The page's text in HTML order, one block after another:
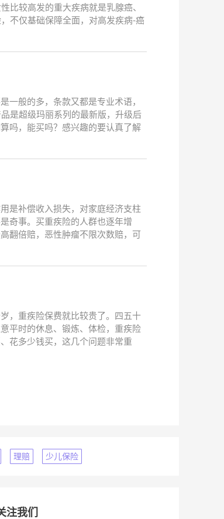
比较高发的重大疾病就是乳腺癌、
不仅基础保障全面，对高发疾病-癌
一般的多，条款又都是专业术语，
是超级玛丽系列的最新版，升级后
吗，能买吗？感兴趣的要认真了解
是补偿收入损失，对家庭经济支柱
奇事。买重疾险的人群也逐年增
翻倍赔，恶性肿瘤不限次数赔，可
，重疾险保费就比较贵了。四五十
平时的休息、锻炼、体检，重疾险
花多少钱买，这几个问题非常重
理赔 少儿保险
注我们